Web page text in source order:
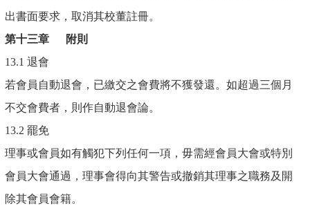
出書面要求，取消其校董註冊。
第十三章
附則
13.1 退會
若會員自動退會，已繳交之會費將不獲發還。如超過三個月
不交會費者，則作自動退會論。
13.2 罷免
理事或會員如有觸犯下列任何一項，毋需經會員大會或特別
會員大會通過，理事會得向其警告或撤銷其理事之職務及開
除其會員會籍。